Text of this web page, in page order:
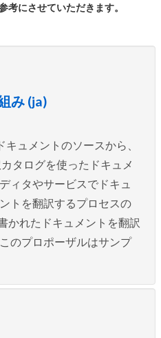
にさせていただきます。
み (ja)
ュメントのソースから、
タログを使ったドキュメ
ィタやサービスでドキュ
トを翻訳するプロセスの
かれたドキュメントを翻訳
のプロポーザルはサンプ